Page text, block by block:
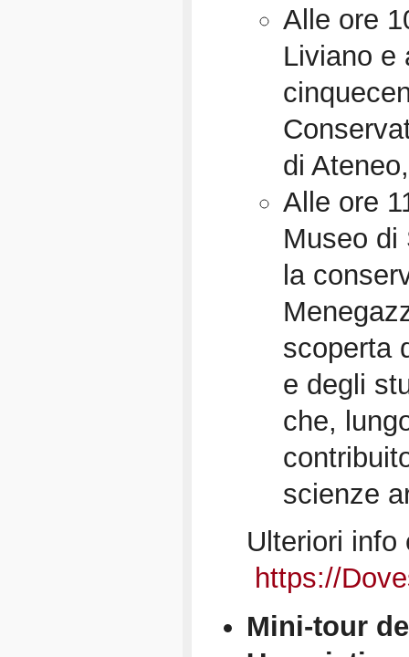
Alle ore
Liviano e
di
Alle ore
Museo di
la
scoperta
e degli
che,
scienze
Ulteriori info
https://
Mini-tour